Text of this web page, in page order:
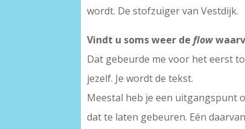
wordt. De stofzuiger van Vestdijk.
Vindt u soms weer deflow
Dat gebeurde me voor het eerst
jezelf. Je wordt de tekst.
Meestal heb je een uitgangspunt
dat te laten gebeuren. Eén